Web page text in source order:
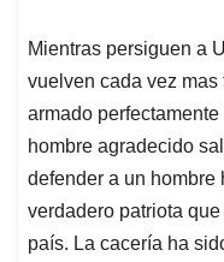
Mientras persiguen a
vuelven cada vez
armado
hombre agradecido
defender a un hombre
verdadero patriota
país. La cacería ha